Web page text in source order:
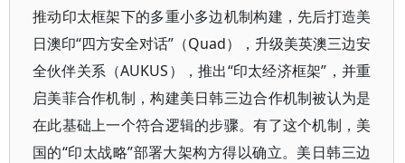
推动印太框架下的多重小多边机制构建，先后打造美
日澳印“四方安全对话”（Quad），升级美英澳三边安
全伙伴关系（AUKUS），推出“印太经济框架”，并重
启美菲合作机制，构建美日韩三边合作机制被认为是
在此基础上一个符合逻辑的步骤。有了这个机制，美
国的“印太战略”部署大架构方得以确立。美日韩三边